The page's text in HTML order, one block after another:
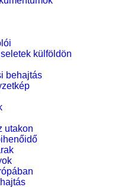
külföldön
behajtás
utakon